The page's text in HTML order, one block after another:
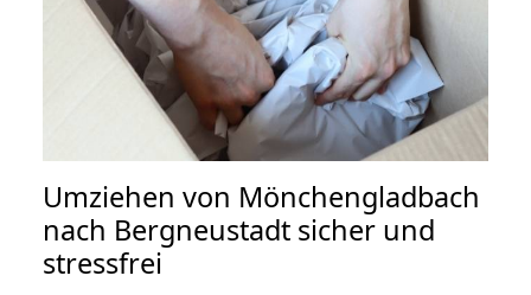
Umziehen von Mönchengladbach
nach Bergneustadt sicher und
stressfrei